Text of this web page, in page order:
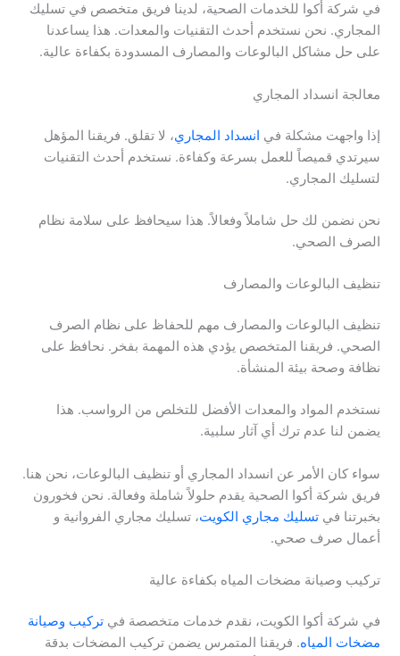
في شركة أكوا للخدمات الصحية، لدينا فريق متخصص في تسليك
المجاري. نحن نستخدم أحدث التقنيات والمعدات. هذا يساعدنا
على حل مشاكل البالوعات والمصارف المسدودة بكفاءة عالية.
معالجة انسداد المجاري
إذا واجهت مشكلة في انسداد المجاري، لا تقلق. فريقنا المؤهل
سيرتدي قميصاً للعمل بسرعة وكفاءة. نستخدم أحدث التقنيات
لتسليك المجاري.
نحن نضمن لك حل شاملاً وفعالاً. هذا سيحافظ على سلامة نظام
الصرف الصحي.
تنظيف البالوعات والمصارف
تنظيف البالوعات والمصارف مهم للحفاظ على نظام الصرف
الصحي. فريقنا المتخصص يؤدي هذه المهمة بفخر. نحافظ على
نظافة وصحة بيئة المنشأة.
نستخدم المواد والمعدات الأفضل للتخلص من الرواسب. هذا
يضمن لنا عدم ترك أي آثار سلبية.
سواء كان الأمر عن انسداد المجاري أو تنظيف البالوعات، نحن هنا.
فريق شركة أكوا الصحية يقدم حلولاً شاملة وفعالة. نحن فخورون
بخبرتنا فيتسليك مجاري الكويت، تسليك مجاري الفروانية و
أعمال صرف صحي.
تركيب وصيانة مضخات المياه بكفاءة عالية
في شركة أكوا الكويت، نقدم خدمات متخصصة فيتركيب وصيانة
مضخات المياه. فريقنا المتمرس يضمن تركيب المضخات بدقة